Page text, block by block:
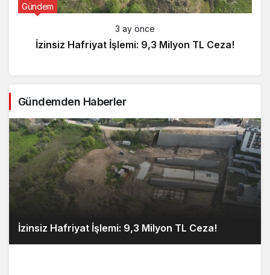
Gündem
3 ay önce
İzinsiz Hafriyat İşlemi: 9,3 Milyon TL Ceza!
Gündemden Haberler
İzinsiz Hafriyat İşlemi: 9,3 Milyon TL Ceza!